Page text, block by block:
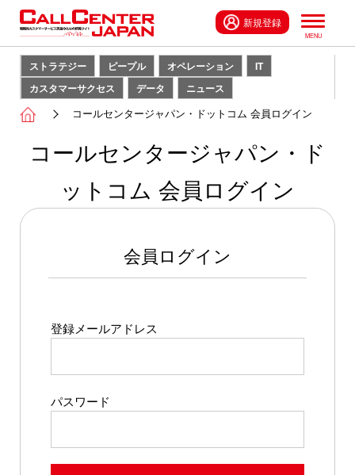
新規登録
ストラテジー ピープル オペレーション
IT
カスタマーサクセス
データ ニュース
コールセンタージャパン・ドットコム 会員ログイン
コールセンタージャパン・ド
ットコム 会員ログイン
会員ログイン
登録メールアドレス
パスワード